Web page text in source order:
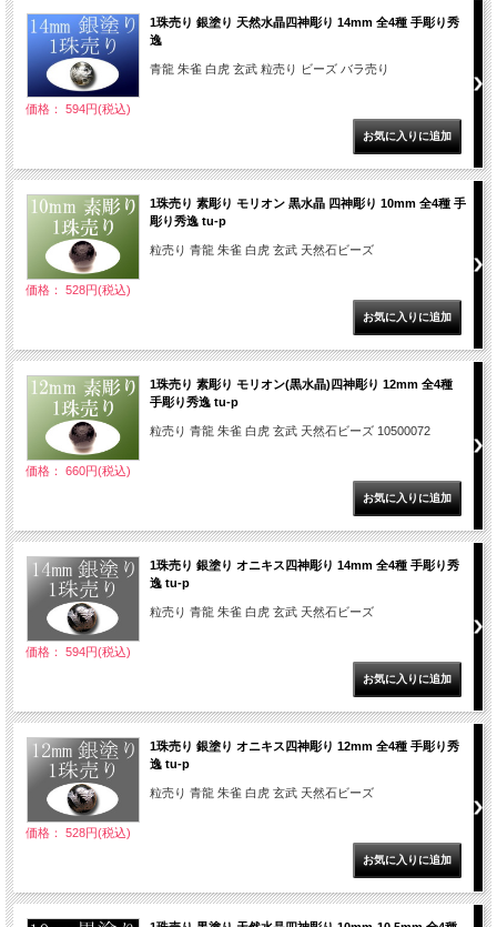
1珠売り 銀塗り 天然水晶四神彫り 14mm 全4種 手彫り秀
逸
青龍 朱雀 白虎 玄武 粒売り ビーズ バラ売り
価格： 594円(税込)
1珠売り 素彫り モリオン 黒水晶 四神彫り 10mm 全4種 手
彫り秀逸 tu-p
粒売り 青龍 朱雀 白虎 玄武 天然石ビーズ
価格： 528円(税込)
1珠売り 素彫り モリオン(黒水晶)四神彫り 12mm 全4種
手彫り秀逸 tu-p
粒売り 青龍 朱雀 白虎 玄武 天然石ビーズ 10500072
価格： 660円(税込)
1珠売り 銀塗り オニキス四神彫り 14mm 全4種 手彫り秀
逸 tu-p
粒売り 青龍 朱雀 白虎 玄武 天然石ビーズ
価格： 594円(税込)
1珠売り 銀塗り オニキス四神彫り 12mm 全4種 手彫り秀
逸 tu-p
粒売り 青龍 朱雀 白虎 玄武 天然石ビーズ
価格： 528円(税込)